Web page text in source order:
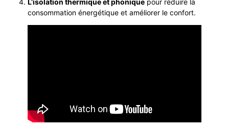
consommation énergétique et améliorer le confort.